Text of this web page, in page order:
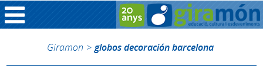
Giramon > globos decoración barcelona